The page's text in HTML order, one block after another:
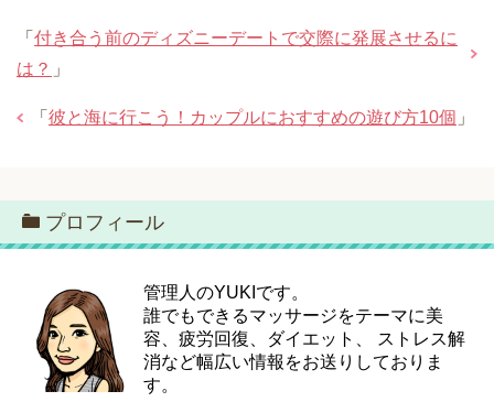
「 付き合う前のディズニーデートで交際に発展させるに
は？ 」
「 彼と海に行こう！カップルにおすすめの遊び方10個 」
プロフィール
管理人のYUKIです。
誰でもできるマッサージをテーマに美
容、疲労回復、ダイエット、 ストレス解
消など幅広い情報をお送りしておりま
す。